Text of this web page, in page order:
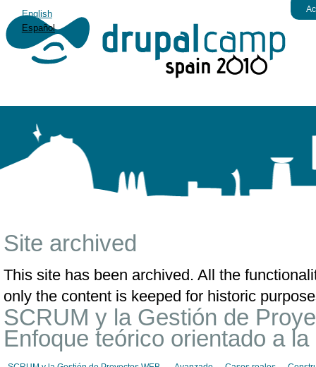
Site archived
This site has been archived. All the
only the content is keeped for historic
SCRUM y la Gestión de
Enfoque teórico orientado a
English
Español